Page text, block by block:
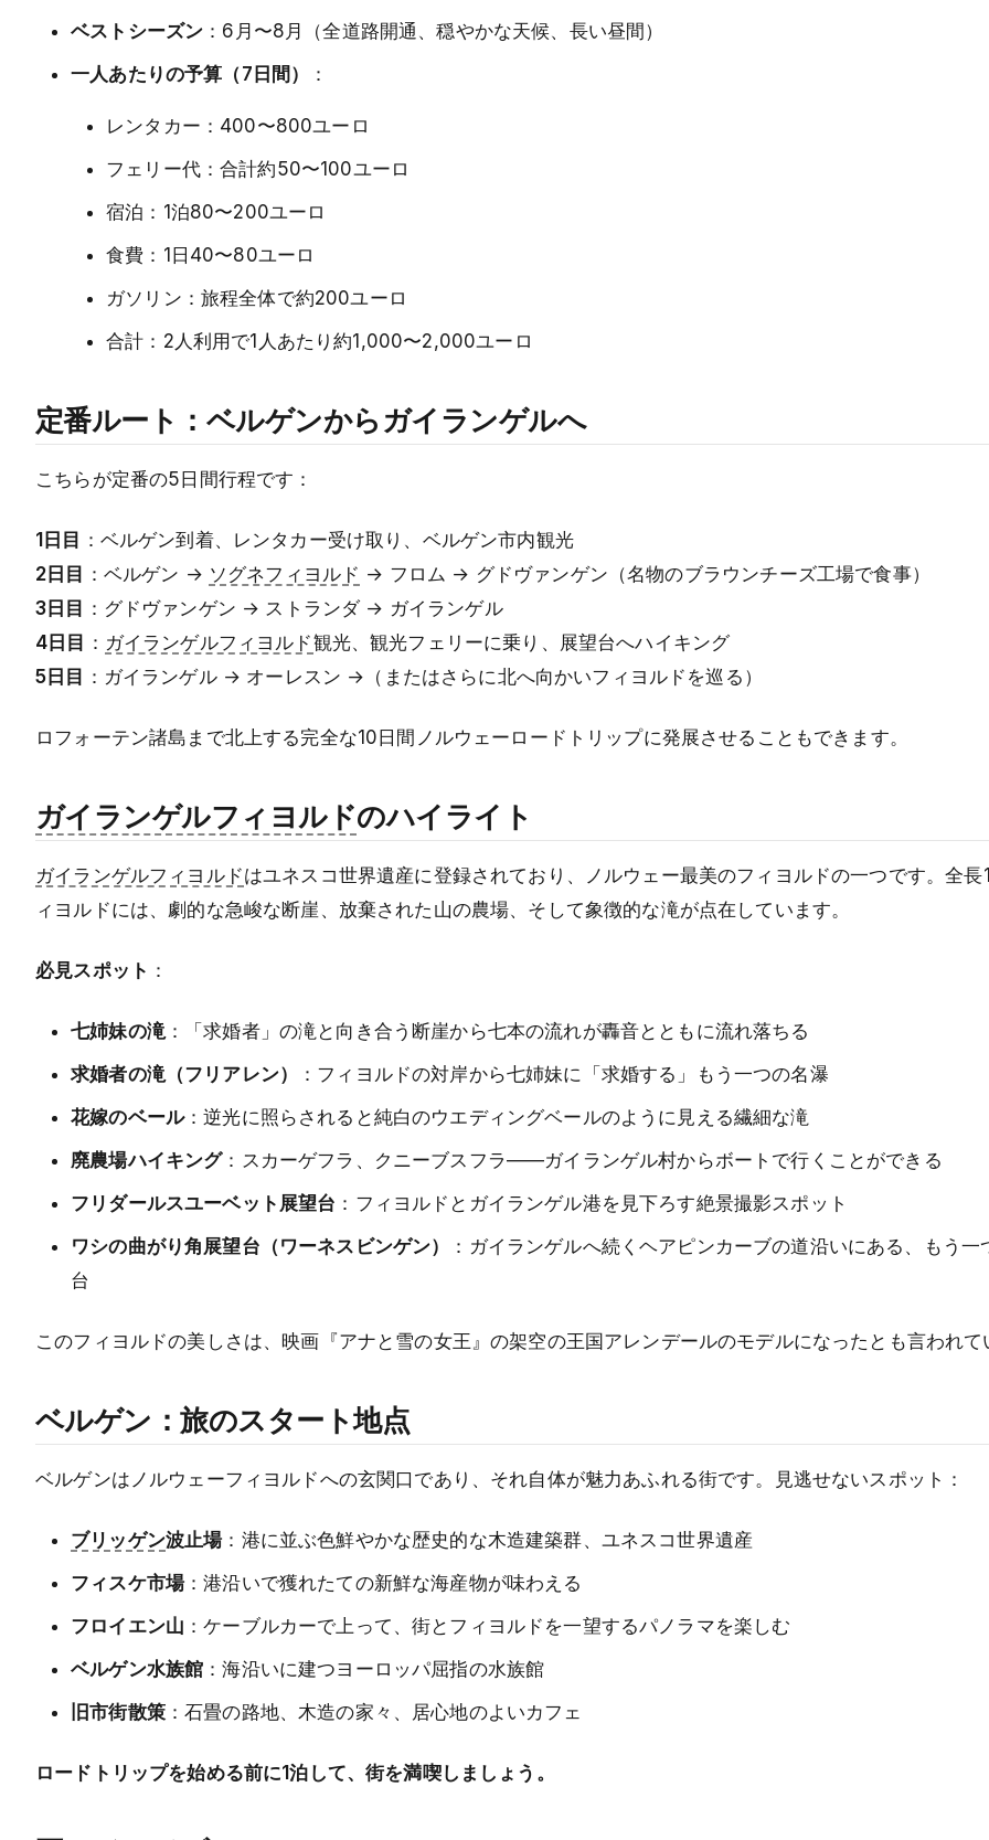
ベストシーズン ：6月〜8月（全道路開通、穏やかな天候、長い昼間）
一人あたりの予算（7日間）
：
レンタカー：400〜800ユーロ
フェリー代：合計約50〜100ユーロ
宿泊：1泊80〜200ユーロ
食費：1日40〜80ユーロ
ガソリン：旅程全体で約200ユーロ
合計：2人利用で1人あたり約1,000〜2,000ユーロ
定番ルート：ベルゲンからガイランゲルへ
こちらが定番の5日間行程です：
1日目 ：ベルゲン到着、レンタカー受け取り、ベルゲン市内観光
2日目 ：ベルゲン → ソグネフィヨルド → フロム → グドヴァンゲン（名物のブラウンチーズ工場で食事）
3日目 ：グドヴァンゲン → ストランダ → ガイランゲル
4日目 ： ガイランゲルフィヨルド観光、観光フェリーに乗り、展望台へハイキング
5日目 ：ガイランゲル → オーレスン →（またはさらに北へ向かいフィヨルドを巡る）
ロフォーテン諸島まで北上する完全な10日間ノルウェーロードトリップに発展させることもできます。
ガイランゲルフィヨルドのハイライト
ガイランゲルフィヨルドはユネスコ世界遺産に登録されており、ノルウェー最美のフィヨルドの一つです。全長
ィヨルドには、劇的な急峻な断崖、放棄された山の農場、そして象徴的な滝が点在しています。
必見スポット ：
七姉妹の滝 ：「求婚者」の滝と向き合う断崖から七本の流れが轟音とともに流れ落ちる
求婚者の滝（フリアレン）
：フィヨルドの対岸から七姉妹に「求婚する」もう一つの名瀑
花嫁のベール：逆光に照らされると純白のウエディングベールのように見える繊細な滝
廃農場ハイキング：スカーゲフラ、クニーブスフラ――ガイランゲル村からボートで行くことができる
フリダールスユーベット展望台 ：フィヨルドとガイランゲル港を見下ろす絶景撮影スポット
ワシの曲がり角展望台（ワーネスビンゲン）
：ガイランゲルへ続くヘアピンカーブの道沿いにある、もう一
台
このフィヨルドの美しさは、映画『アナと雪の女王』の架空の王国アレンデールのモデルになったとも言われて
ベルゲン：旅のスタート地点
ベルゲンはノルウェーフィヨルドへの玄関口であり、それ自体が魅力あふれる街です。見逃せないスポット：
ブリッゲン波止場：港に並ぶ色鮮やかな歴史的な木造建築群、ユネスコ世界遺産
フィスケ市場：港沿いで獲れたての新鮮な海産物が味わえる
フロイエン山 ：ケーブルカーで上って、街とフィヨルドを一望するパノラマを楽しむ
ベルゲン水族館 ：海沿いに建つヨーロッパ屈指の水族館
旧市街散策：石畳の路地、木造の家々、居心地のよいカフェ
ロードトリップを始める前に1泊して、街を満喫しましょう。